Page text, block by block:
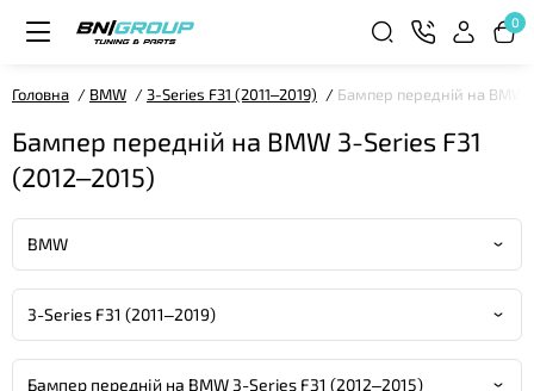
0
Головна BMW 3-Series F31 (2011–2019) Бампер передній на BMW
Бампер передній на BMW 3-Series F31
(2012–2015)